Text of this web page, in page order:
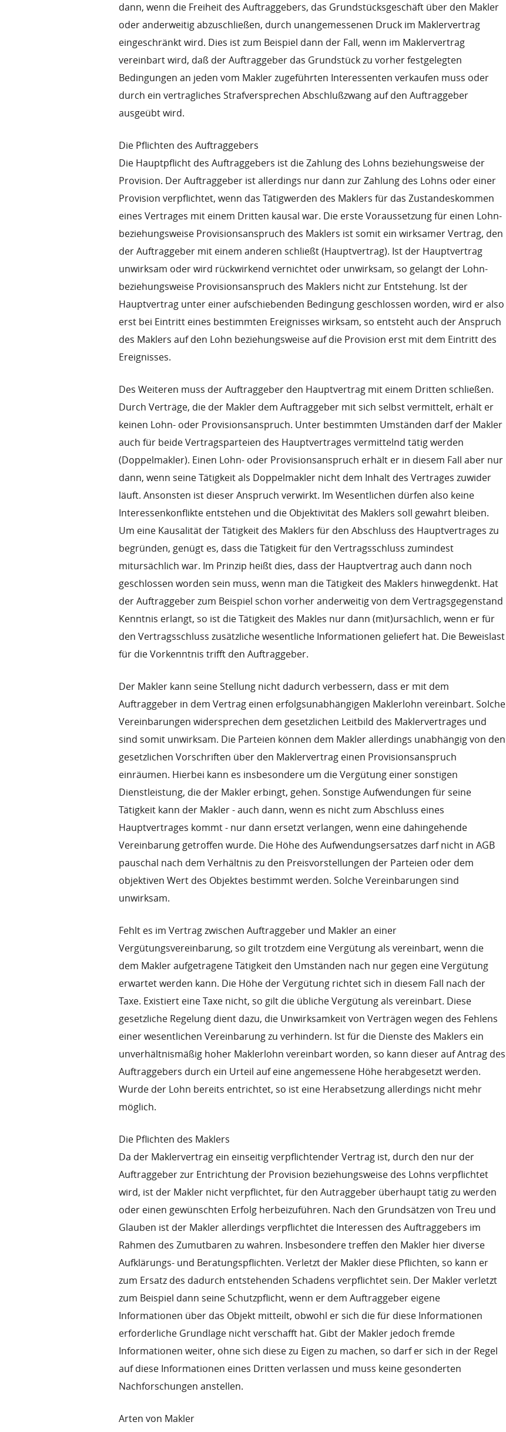
dann, wenn die Freiheit des Auftraggebers, das Grundstücksgeschäft über den Makler
oder anderweitig abzuschließen, durch unangemessenen Druck im Maklervertrag
eingeschränkt wird. Dies ist zum Beispiel dann der Fall, wenn im Maklervertrag
vereinbart wird, daß der Auftraggeber das Grundstück zu vorher festgelegten
Bedingungen an jeden vom Makler zugeführten Interessenten verkaufen muss oder
durch ein vertragliches Strafversprechen Abschlußzwang auf den Auftraggeber
ausgeübt wird.
Die Pflichten des Auftraggebers
Die Hauptpflicht des Auftraggebers ist die Zahlung des Lohns beziehungsweise der
Provision. Der Auftraggeber ist allerdings nur dann zur Zahlung des Lohns oder einer
Provision verpflichtet, wenn das Tätigwerden des Maklers für das Zustandeskommen
eines Vertrages mit einem Dritten kausal war. Die erste Voraussetzung für einen Lohn-
beziehungsweise Provisionsanspruch des Maklers ist somit ein wirksamer Vertrag, den
der Auftraggeber mit einem anderen schließt (Hauptvertrag). Ist der Hauptvertrag
unwirksam oder wird rückwirkend vernichtet oder unwirksam, so gelangt der Lohn-
beziehungsweise Provisionsanspruch des Maklers nicht zur Entstehung. Ist der
Hauptvertrag unter einer aufschiebenden Bedingung geschlossen worden, wird er also
erst bei Eintritt eines bestimmten Ereignisses wirksam, so entsteht auch der Anspruch
des Maklers auf den Lohn beziehungsweise auf die Provision erst mit dem Eintritt des
Ereignisses.
Des Weiteren muss der Auftraggeber den Hauptvertrag mit einem Dritten schließen.
Durch Verträge, die der Makler dem Auftraggeber mit sich selbst vermittelt, erhält er
keinen Lohn- oder Provisionsanspruch. Unter bestimmten Umständen darf der Makler
auch für beide Vertragsparteien des Hauptvertrages vermittelnd tätig werden
(Doppelmakler). Einen Lohn- oder Provisionsanspruch erhält er in diesem Fall aber nur
dann, wenn seine Tätigkeit als Doppelmakler nicht dem Inhalt des Vertrages zuwider
läuft. Ansonsten ist dieser Anspruch verwirkt. Im Wesentlichen dürfen also keine
Interessenkonflikte entstehen und die Objektivität des Maklers soll gewahrt bleiben.
Um eine Kausalität der Tätigkeit des Maklers für den Abschluss des Hauptvertrages zu
begründen, genügt es, dass die Tätigkeit für den Vertragsschluss zumindest
mitursächlich war. Im Prinzip heißt dies, dass der Hauptvertrag auch dann noch
geschlossen worden sein muss, wenn man die Tätigkeit des Maklers hinwegdenkt. Hat
der Auftraggeber zum Beispiel schon vorher anderweitig von dem Vertragsgegenstand
Kenntnis erlangt, so ist die Tätigkeit des Makles nur dann (mit)ursächlich, wenn er für
den Vertragsschluss zusätzliche wesentliche Informationen geliefert hat. Die Beweislast
für die Vorkenntnis trifft den Auftraggeber.
Der Makler kann seine Stellung nicht dadurch verbessern, dass er mit dem
Auftraggeber in dem Vertrag einen erfolgsunabhängigen Maklerlohn vereinbart. Solche
Vereinbarungen widersprechen dem gesetzlichen Leitbild des Maklervertrages und
sind somit unwirksam. Die Parteien können dem Makler allerdings unabhängig von den
gesetzlichen Vorschriften über den Maklervertrag einen Provisionsanspruch
einräumen. Hierbei kann es insbesondere um die Vergütung einer sonstigen
Dienstleistung, die der Makler erbingt, gehen. Sonstige Aufwendungen für seine
Tätigkeit kann der Makler - auch dann, wenn es nicht zum Abschluss eines
Hauptvertrages kommt - nur dann ersetzt verlangen, wenn eine dahingehende
Vereinbarung getroffen wurde. Die Höhe des Aufwendungsersatzes darf nicht in AGB
pauschal nach dem Verhältnis zu den Preisvorstellungen der Parteien oder dem
objektiven Wert des Objektes bestimmt werden. Solche Vereinbarungen sind
unwirksam.
Fehlt es im Vertrag zwischen Auftraggeber und Makler an einer
Vergütungsvereinbarung, so gilt trotzdem eine Vergütung als vereinbart, wenn die
dem Makler aufgetragene Tätigkeit den Umständen nach nur gegen eine Vergütung
erwartet werden kann. Die Höhe der Vergütung richtet sich in diesem Fall nach der
Taxe. Existiert eine Taxe nicht, so gilt die übliche Vergütung als vereinbart. Diese
gesetzliche Regelung dient dazu, die Unwirksamkeit von Verträgen wegen des Fehlens
einer wesentlichen Vereinbarung zu verhindern. Ist für die Dienste des Maklers ein
unverhältnismäßig hoher Maklerlohn vereinbart worden, so kann dieser auf Antrag des
Auftraggebers durch ein Urteil auf eine angemessene Höhe herabgesetzt werden.
Wurde der Lohn bereits entrichtet, so ist eine Herabsetzung allerdings nicht mehr
möglich.
Die Pflichten des Maklers
Da der Maklervertrag ein einseitig verpflichtender Vertrag ist, durch den nur der
Auftraggeber zur Entrichtung der Provision beziehungsweise des Lohns verpflichtet
wird, ist der Makler nicht verpflichtet, für den Autraggeber überhaupt tätig zu werden
oder einen gewünschten Erfolg herbeizuführen. Nach den Grundsätzen von Treu und
Glauben ist der Makler allerdings verpflichtet die Interessen des Auftraggebers im
Rahmen des Zumutbaren zu wahren. Insbesondere treffen den Makler hier diverse
Aufklärungs- und Beratungspflichten. Verletzt der Makler diese Pflichten, so kann er
zum Ersatz des dadurch entstehenden Schadens verpflichtet sein. Der Makler verletzt
zum Beispiel dann seine Schutzpflicht, wenn er dem Auftraggeber eigene
Informationen über das Objekt mitteilt, obwohl er sich die für diese Informationen
erforderliche Grundlage nicht verschafft hat. Gibt der Makler jedoch fremde
Informationen weiter, ohne sich diese zu Eigen zu machen, so darf er sich in der Regel
auf diese Informationen eines Dritten verlassen und muss keine gesonderten
Nachforschungen anstellen.
Arten von Makler